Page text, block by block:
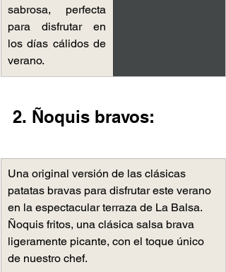
sabrosa, perfecta
para disfrutar en
los días cálidos de
verano.
2. Ñoquis bravos:
Una original versión de las clásicas
patatas bravas para disfrutar este verano
en la espectacular terraza de La Balsa. ​
Ñoquis fritos, ​una clásica salsa brava
ligeramente picante, con el toque único
de nuestro chef.